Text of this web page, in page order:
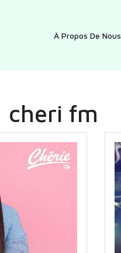
À Propos De Nous
cheri fm